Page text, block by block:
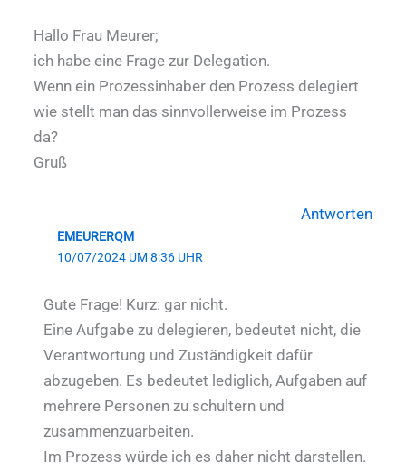
Hallo Frau Meurer;
ich habe eine Frage zur Delegation.
Wenn ein Prozessinhaber den Prozess delegiert
wie stellt man das sinnvollerweise im Prozess
da?
Gruß
Antworten
EMEURERQM
10/07/2024 UM 8:36 UHR
Gute Frage! Kurz: gar nicht.
Eine Aufgabe zu delegieren, bedeutet nicht, die
Verantwortung und Zuständigkeit dafür
abzugeben. Es bedeutet lediglich, Aufgaben auf
mehrere Personen zu schultern und
zusammenzuarbeiten.
Im Prozess würde ich es daher nicht darstellen.